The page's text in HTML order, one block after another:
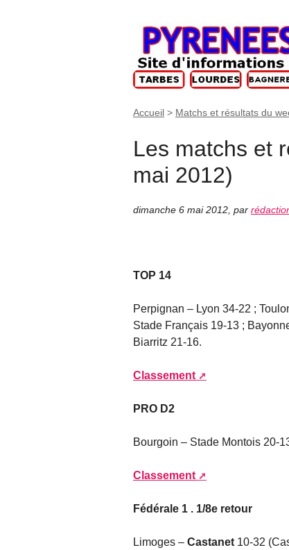
Accueil > Matchs et résultats du
Les matchs et
mai 2012)
dimanche 6 mai 2012 par
TOP 14
Perpignan – Lyon 34-22 ;
Stade Français 19-13 ;
Biarritz 21-16.
Classement
PRO D2
Bourgoin – Stade Montois 20-
Classement
Fédérale 1 . 1/8e retour
Limoges – Castanet 10-32